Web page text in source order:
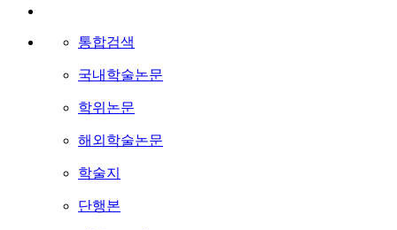
통합검색
국내학술논문
학위논문
해외학술논문
학술지
단행본